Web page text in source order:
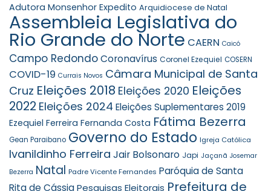
Adutora Monsenhor Expedito Arquidiocese de Natal
Assembleia Legislativa do
Rio Grande do Norte CAERN Caicó
Campo RedondoCoronavírus Coronel Ezequiel COSERN
COVID-19 Currais Novos Câmara Municipal de Santa
Cruz Eleições 2018 Eleições 2020 Eleições
2022 Eleições 2024 Eleições Suplementares 2019
Ezequiel Ferreira Fernanda Costa Fátima Bezerra
Gean Paraibano Governo do Estado Igreja Católica
Ivanildinho Ferreira Jair Bolsonaro Japi Jaçanã Josemar
Bezerra Natal Padre Vicente Fernandes Paróquia de Santa
Rita de CássiaPesquisas Eleitorais Prefeitura de